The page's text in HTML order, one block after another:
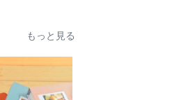
もっと見る